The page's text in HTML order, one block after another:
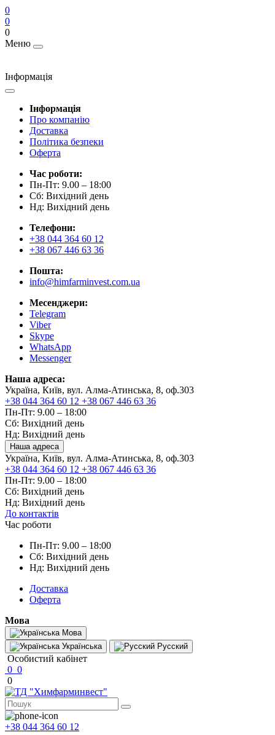
0
0
0
Меню
Інформація
Інформація
Про компанію
Доставка
Політика безпеки
Оферта
Час роботи:
Пн-Пт: 9.00 – 18:00
Сб: Вихідний день
Нд: Вихідний день
Телефони:
+38 044 364 60 12
+38 067 446 63 36
Пошта:
info@himfarminvest.com.ua
Месенджери:
Telegram
Viber
Skype
WhatsApp
Messenger
Наша адреса:
Україна, Київ, вул. Алма-Атинська, 8, оф.303
+38 044 364 60 12 +38 067 446 63 36
Пн-Пт: 9.00 – 18:00
Сб: Вихідний день
Нд: Вихідний день
Наша адреса
Україна, Київ, вул. Алма-Атинська, 8, оф.303
+38 044 364 60 12 +38 067 446 63 36
Пн-Пт: 9.00 – 18:00
Сб: Вихідний день
Нд: Вихідний день
До контактів
Час роботи
Пн-Пт: 9.00 – 18:00
Сб: Вихідний день
Нд: Вихідний день
Доставка
Оферта
Мова
Мова
Українська
Русский
Особистий кабінет
0 0
0
+38 044 364 60 12